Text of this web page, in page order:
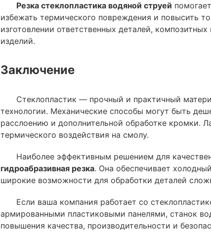
Резка стеклопластика водяной струей
избежать термического повреждения и повысить
изготовлении ответственных деталей,
изделий.
Заключение
Стеклопластик — прочный и практичный
технологии. Механические способы могут быть
расслоению и дополнительной обработке кромки.
термического воздействия на смолу.
Наиболее эффективным решением для
гидроабразивная резка. Она обеспечивает
широкие возможности для обработки деталей
Если ваша компания работает со
армированными пластиковыми панелями, станок
повышения качества, производительности и